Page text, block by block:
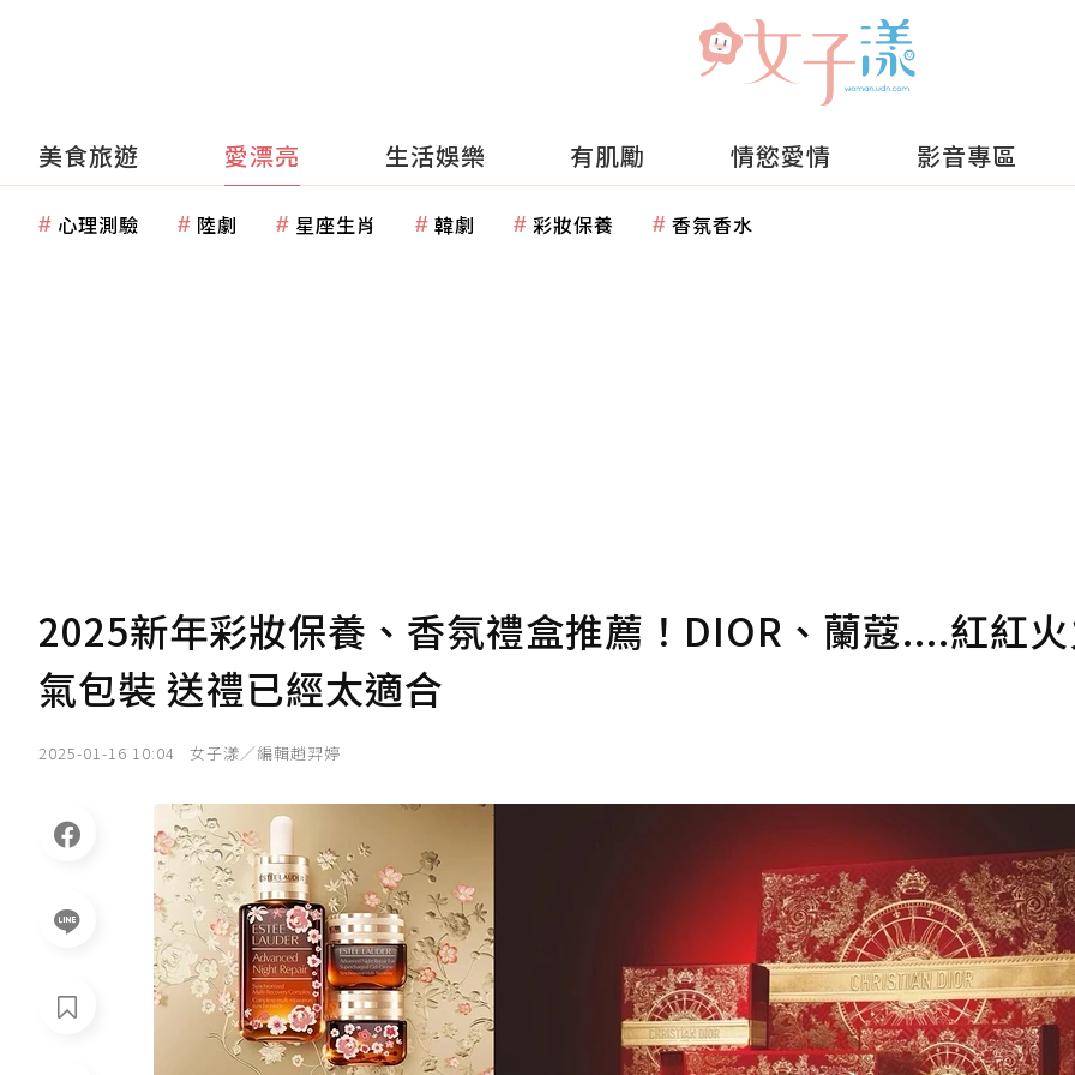
美食旅遊 愛漂亮 生活娛樂 有肌勵 情慾愛情 影音專區
心理測驗 陸劇 星座生肖 韓劇 彩妝保養 香氛香水
2025新年彩妝保養、香氛禮盒推薦！DIOR、蘭蔻....紅紅
氣包裝 送禮已經太適合
2025-01-16 10:04 女子漾／編輯趙羿婷